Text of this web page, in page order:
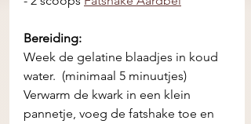
Bereiding:
Week de gelatine blaadjes in koud
water.  (minimaal 5 minuutjes)
Verwarm de kwark in een klein
pannetje, voeg de fatshake toe en